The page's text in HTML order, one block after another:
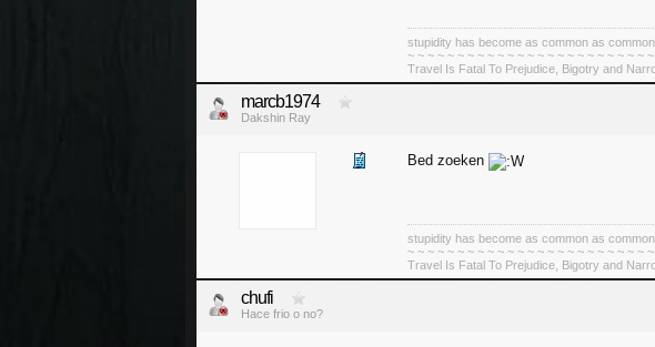
stupidity has become as common as
~ ~ ~ ~ ~ ~ ~ ~ ~ ~ ~ ~ ~ ~ ~ ~ ~ ~ ~ ~ ~ ~ ~ ~
Travel Is Fatal To Prejudice, Bigotry and
marcb1974
Dakshin Ray
Bed zoeken
stupidity has become as common as
~ ~ ~ ~ ~ ~ ~ ~ ~ ~ ~ ~ ~ ~ ~ ~ ~ ~ ~ ~ ~ ~ ~ ~
Travel Is Fatal To Prejudice, Bigotry and
chufi
Hace frio o no?